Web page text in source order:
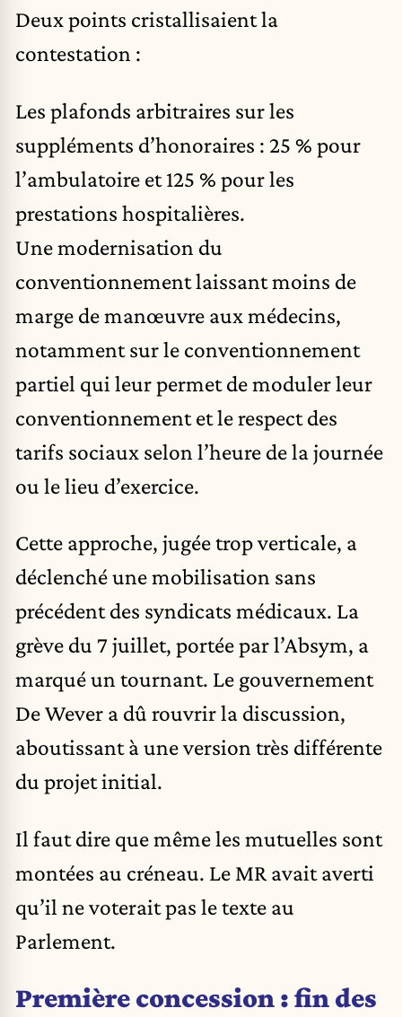
Deux points cristallisaient la
contestation :
Les plafonds arbitraires sur les
suppléments d’honoraires : 25 % pour
l’ambulatoire et 125 % pour les
prestations hospitalières.
Une modernisation du
conventionnement laissant moins de
marge de manœuvre aux médecins,
notamment sur le conventionnement
partiel qui leur permet de moduler leur
conventionnement et le respect des
tarifs sociaux selon l’heure de la journée
ou le lieu d’exercice.
Cette approche, jugée trop verticale, a
déclenché une mobilisation sans
précédent des syndicats médicaux. La
grève du 7 juillet, portée par l’Absym, a
marqué un tournant. Le gouvernement
De Wever a dû rouvrir la discussion,
aboutissant à une version très différente
du projet initial.
Il faut dire que même les mutuelles sont
montées au créneau. Le MR avait averti
qu’il ne voterait pas le texte au
Parlement.
Première concession : fin des